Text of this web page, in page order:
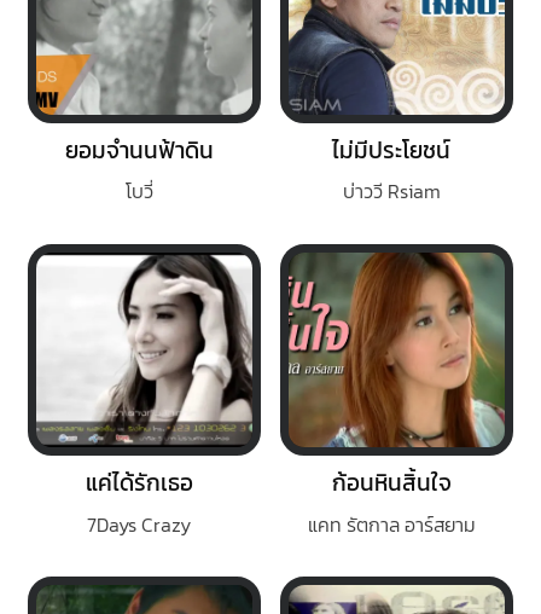
ยอมจำนนฟ้าดิน
โบวี่
ไม่มีประโยชน์
บ่าววี Rsiam
แค่ได้รักเธอ
7Days Crazy
ก้อนหินสิ้นใจ
แคท รัตกาล อาร์สยาม